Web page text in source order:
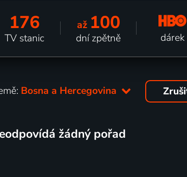
176
TV stanic
až 100
dní zpětně dárek
Bosna a Hercegovina
žádný pořad